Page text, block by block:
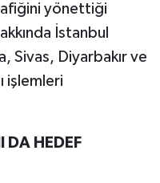
yönettiği
İstanbul
Sivas, Diyarbakır ve
işlemleri
DA HEDEF